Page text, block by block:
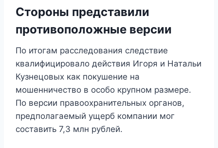
Стороны представили
противоположные версии
По итогам расследования следствие
квалифицировало действия Игоря и Натальи
Кузнецовых как покушение на
мошенничество в особо крупном размере.
По версии правоохранительных органов,
предполагаемый ущерб компании мог
составить 7,3 млн рублей.